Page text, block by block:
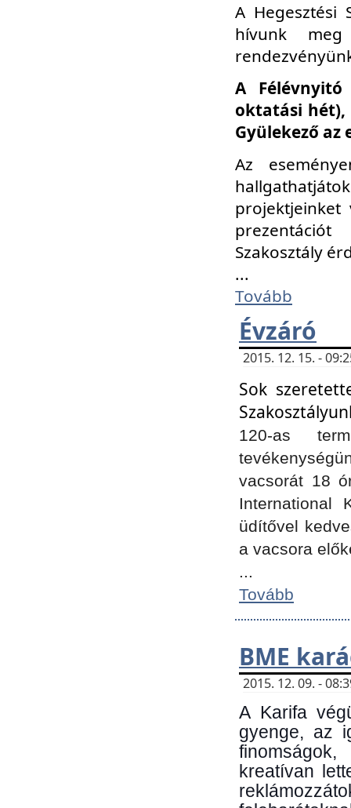
A Hegesztési
hívunk
A
oktatási hét),
Gyülekező az
Az
Szakosztály
...
Tovább
Évzáró
2015. 12. 15. -
Sok
120-as
vacsorát 18
International
üdítővel
a vacsora
...
Tovább
BME
2015. 12. 09. -
A Karifa
gyenge, az
kreatívan